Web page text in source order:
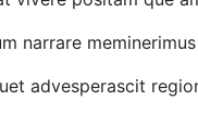
narrare meminerimus
advesperascit